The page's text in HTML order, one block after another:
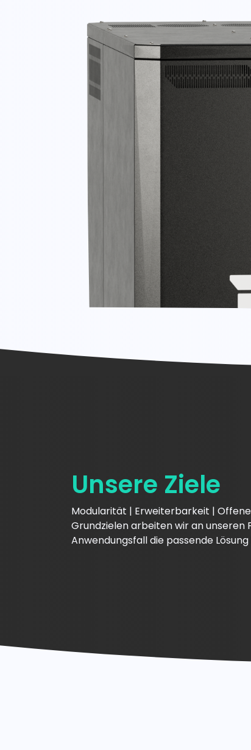
Unsere Ziele
Modularität | Erweiterbarkeit |
Grundzielen arbeiten wir an unseren
Anwendungsfall die passende